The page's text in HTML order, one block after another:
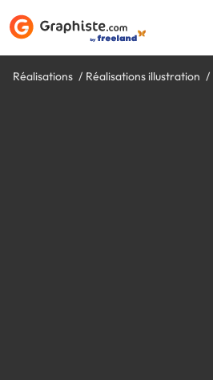
Réalisations Réalisations illustration